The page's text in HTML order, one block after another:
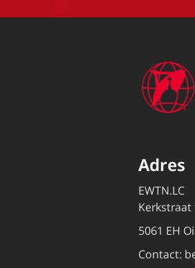
Adres
EWTN.LC
Kerkstraat
5061 EH
Contact: